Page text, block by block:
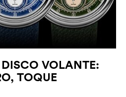
VOLANTE:
TOQUE